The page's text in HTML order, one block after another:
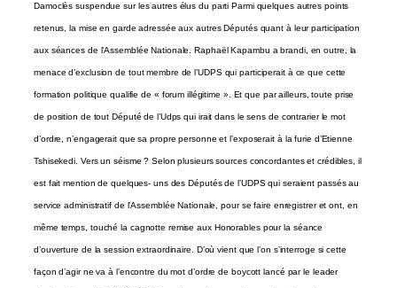
Damoclès suspendue sur les autres élus du parti Parmi quelques autres points
retenus, la mise en garde adressée aux autres Députés quant à leur participation
aux séances de l’Assemblée Nationale. Raphaël Kapambu a brandi, en outre, la
menace d’exclusion de tout membre de l’UDPS qui participerait à ce que cette
formation politique qualifie de « forum illégitime ». Et que par ailleurs, toute prise
de position de tout Député de l’Udps qui irait dans le sens de contrarier le mot
d’ordre, n’engagerait que sa propre personne et l’exposerait à la furie d’Etienne
Tshisekedi. Vers un séisme ? Selon plusieurs sources concordantes et crédibles, il
est fait mention de quelques- uns des Députés de l’UDPS qui seraient passés au
service administratif de l’Assemblée Nationale, pour se faire enregistrer et ont, en
même temps, touché la cagnotte remise aux Honorables pour la séance
d’ouverture de la session extraordinaire. D’où vient que l’on s’interroge si cette
façon d’agir ne va à l’encontre du mot d’ordre de boycott lancé par le leader